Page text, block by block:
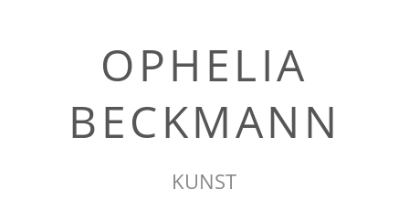
OPHELIA
BECKMANN
KUNST